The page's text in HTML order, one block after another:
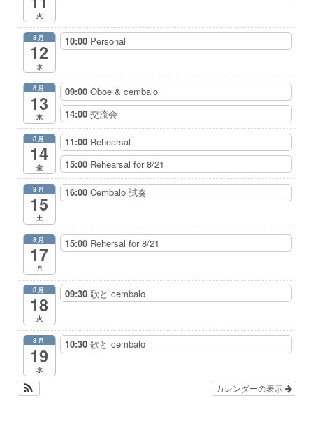
バ
火
8月
12
水
10:00 Personal
8月
13
木
09:00 Oboe & cembalo
14:00 交流会
8月
14
金
11:00 Rehearsal
15:00 Rehearsal for 8/21
8月
15
土
16:00 Cembalo 試奏
8月
17
月
15:00 Rehersal for 8/21
8月
18
火
09:30 歌と cembalo
8月
19
水
10:30 歌と cembalo
カレンダーの表示